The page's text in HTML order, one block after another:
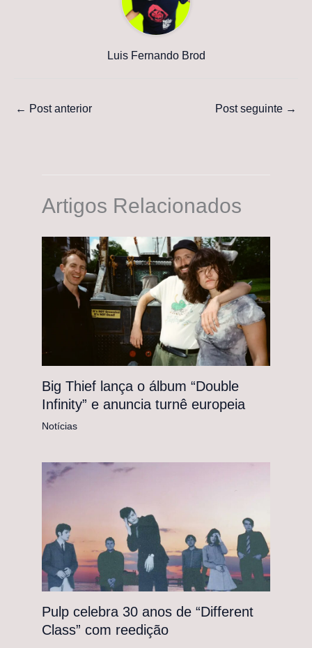
Luis Fernando Brod
← Post anterior Post seguinte →
Artigos Relacionados
Big Thief lança o álbum “Double
Infinity” e anuncia turnê europeia
Notícias
Pulp celebra 30 anos de “Different
Class” com reedição